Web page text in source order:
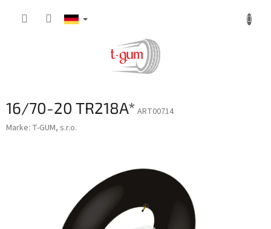
16/70-20 TR218A* ART00714
Marke: T-GUM, s.r.o.